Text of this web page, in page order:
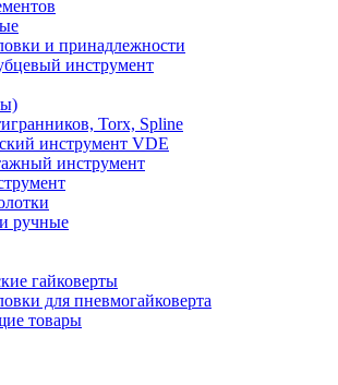
и принадлежности
инструмент
Torx, Spline
инструмент VDE
инструмент
ручные
гайковерты
для пневмогайковерта
товары